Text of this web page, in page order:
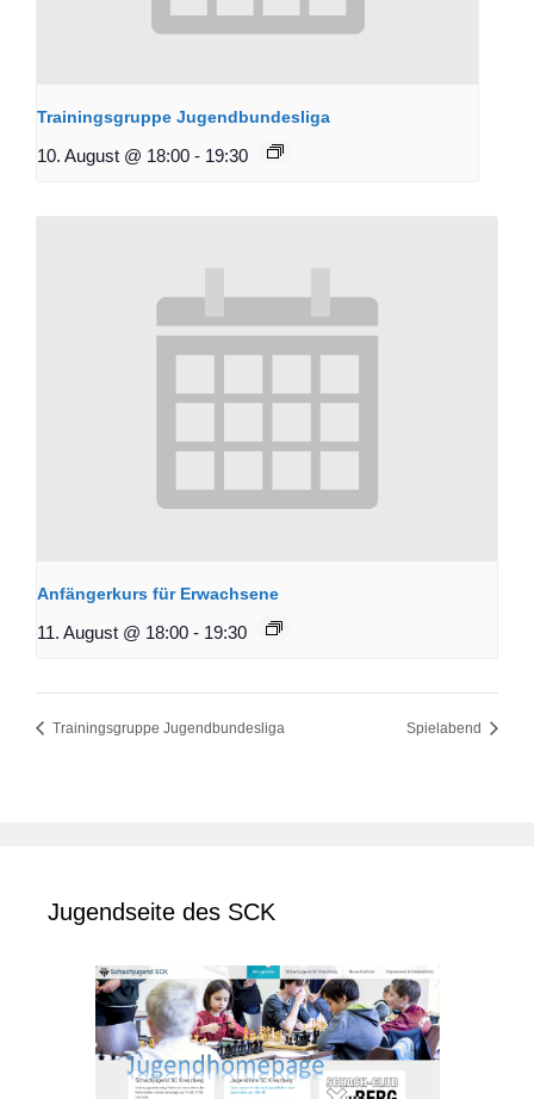
Trainingsgruppe Jugendbundesliga
10. August @ 18:00 - 19:30
Anfängerkurs für Erwachsene
11. August @ 18:00 - 19:30
Trainingsgruppe Jugendbundesliga Spielabend
Jugendseite des SCK